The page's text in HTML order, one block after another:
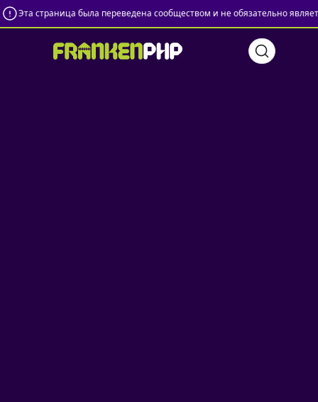
Эта страница была переведена сообществом и не обязательно